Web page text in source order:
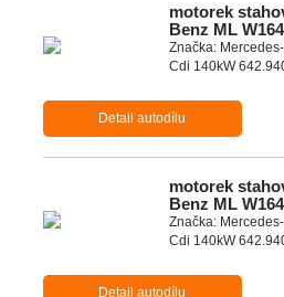
motorek
Benz ML
Značka:
Cdi 140kW
Detail autodílu
motorek
Benz ML
Značka:
Cdi 140kW
Detail autodílu